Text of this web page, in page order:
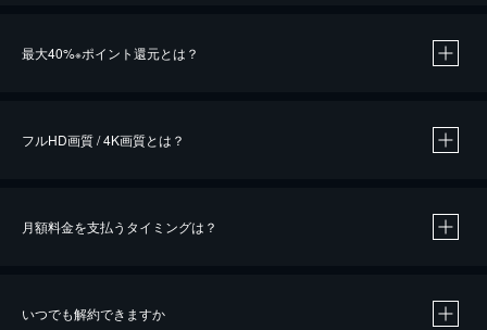
最大40%※ポイント還元とは？
※40％ポイント還元の対象は、クレジットカード決済による作品の購入 / レンタルです。
iOSアプリのUコイン決済による作品の購入 / レンタルは、20％のポイント還元です。
フルHD画質 / 4K画質とは？
月額料金を支払うタイミングは？
いつでも解約できますか